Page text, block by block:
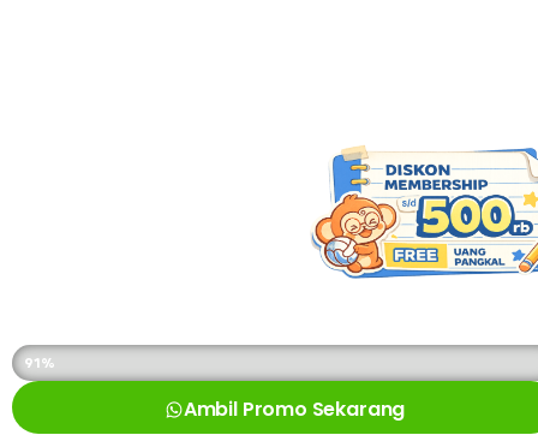
KUOTA PROMO SUDAH DIAMBIL
91%
Ambil Promo Sekarang